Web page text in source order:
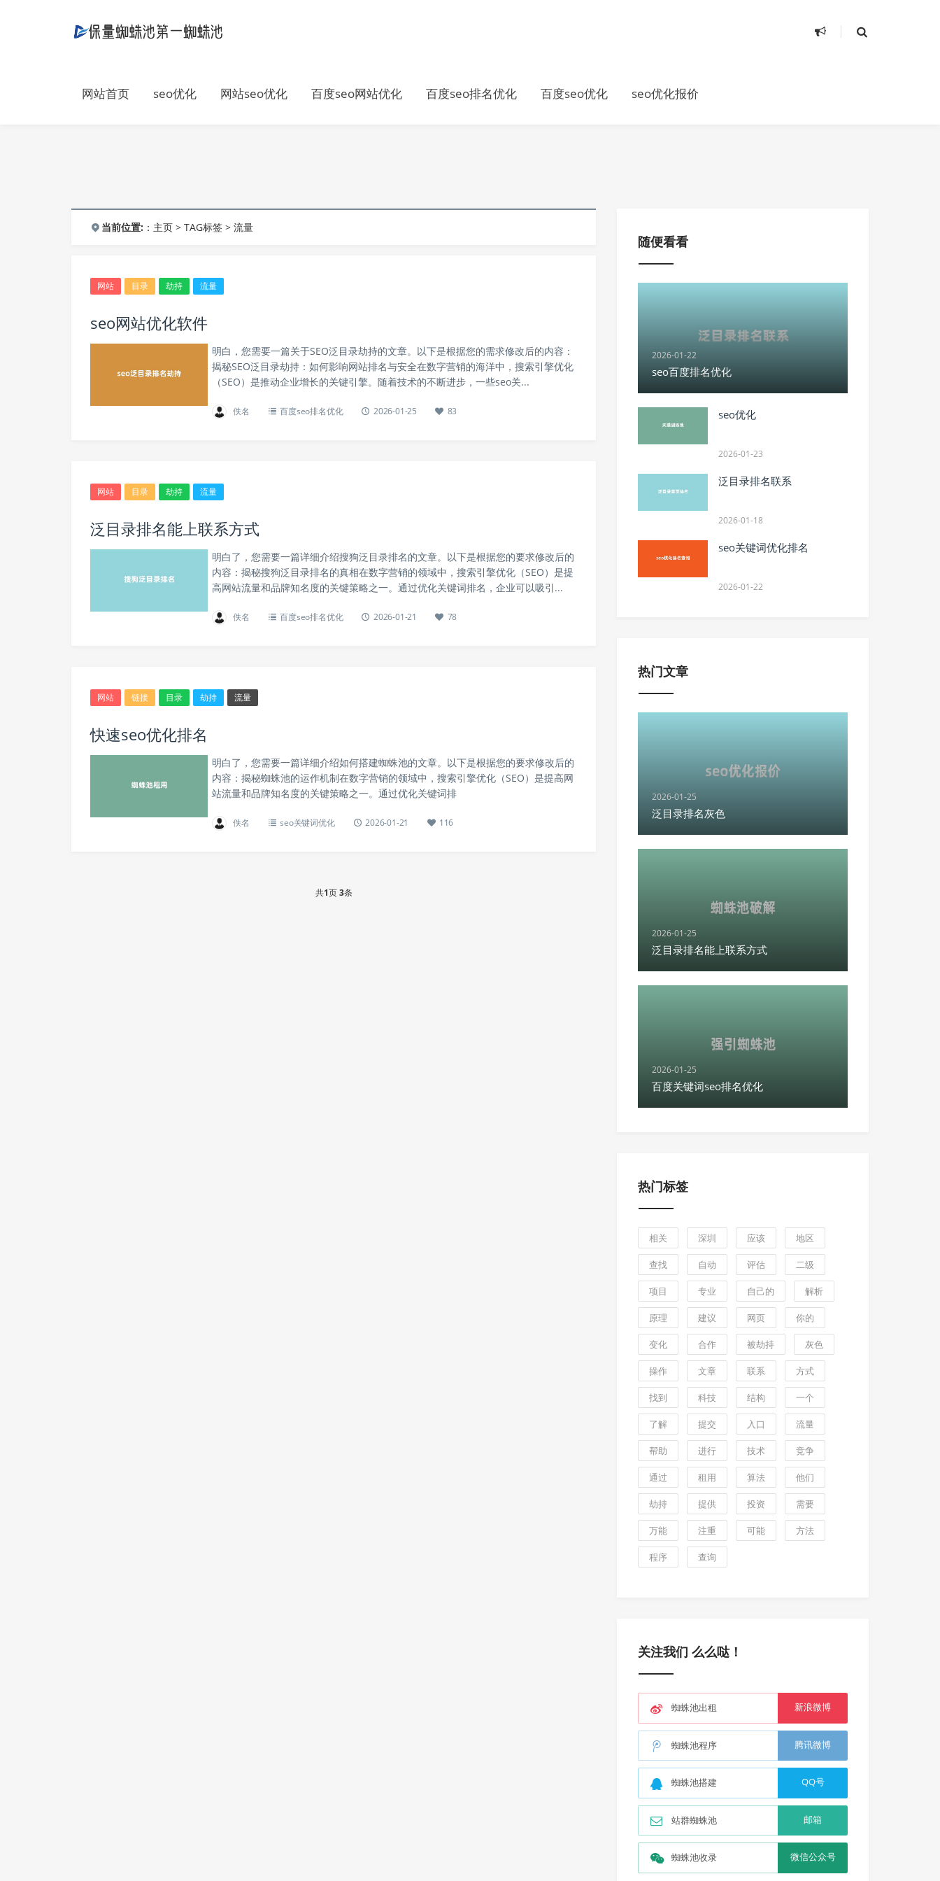
网站首页 seo优化 网站seo优化 百度seo网站优化 百度seo排名优化 百度seo优化 seo优化报价
当前位置: ： 主页 >TAG标签 > 流量
网站 目录 劫持 流量
seo网站优化软件
明白，您需要一篇关于SEO泛目录劫持的文章。以下是根据您的需求修改后的内容：
揭秘SEO泛目录劫持：如何影响网站排名与安全在数字营销的海洋中，搜索引擎优化
（SEO）是推动企业增长的关键引擎。随着技术的不断进步，一些seo关...
佚名 百度seo排名优化 2026-01-25 83
网站 目录 劫持 流量
泛目录排名能上联系方式
明白了，您需要一篇详细介绍搜狗泛目录排名的文章。以下是根据您的要求修改后的
内容：揭秘搜狗泛目录排名的真相在数字营销的领域中，搜索引擎优化（SEO）是提
高网站流量和品牌知名度的关键策略之一。通过优化关键词排名，企业可以吸引...
佚名 百度seo排名优化 2026-01-21 78
网站 链接 目录 劫持 流量
快速seo优化排名
明白了，您需要一篇详细介绍如何搭建蜘蛛池的文章。以下是根据您的要求修改后的
内容：揭秘蜘蛛池的运作机制在数字营销的领域中，搜索引擎优化（SEO）是提高网
站流量和品牌知名度的关键策略之一。通过优化关键词排
佚名 seo关键词优化 2026-01-21 116
共1页3条
随便看看
2026-01-22
seo百度排名优化
seo优化
2026-01-23
泛目录排名联系
2026-01-18
seo关键词优化排名
2026-01-22
热门文章
2026-01-25
泛目录排名灰色
2026-01-25
泛目录排名能上联系方式
2026-01-25
百度关键词seo排名优化
热门标签
相关 深圳 应该 地区
查找 自动 评估 二级
项目 专业 自己的 解析
原理 建议 网页 你的
变化 合作 被劫持 灰色
操作 文章 联系 方式
找到 科技 结构 一个
了解 提交 入口 流量
帮助 进行 技术 竞争
通过 租用 算法 他们
劫持 提供 投资 需要
万能 注重 可能 方法
程序 查询
关注我们 么么哒！
蜘蛛池出租 新浪微博
蜘蛛池程序 腾讯微博
蜘蛛池搭建 QQ号
站群蜘蛛池 邮箱
蜘蛛池收录 微信公众号